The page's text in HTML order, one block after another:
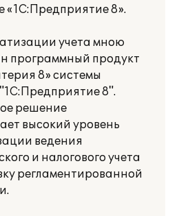
«1С:Предприятие 8».
учета мною
программный продукт
8» системы
8".
решение
высокий уровень
ведения
и налогового учета
регламентированной